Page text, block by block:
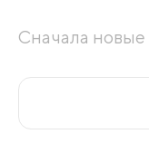
Сначала новые